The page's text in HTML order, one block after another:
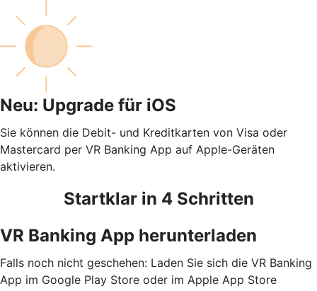
Neu: Upgrade für iOS
Sie können die Debit- und Kreditkarten von Visa oder
Mastercard per VR Banking App auf Apple-Geräten
aktivieren.
Startklar in 4 Schritten
VR Banking App herunterladen
Falls noch nicht geschehen: Laden Sie sich die VR Banking
App im Google Play Store oder im Apple App Store